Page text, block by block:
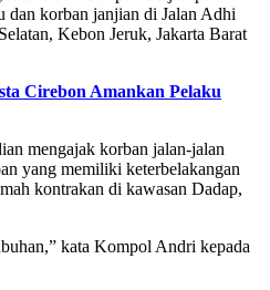
dan korban janjian di Jalan Adhi
Kebon Jeruk, Jakarta Barat
Cirebon Amankan Pelaku
mengajak korban jalan-jalan
yang memiliki keterbelakangan
kontrakan di kawasan Dadap,
kata Kompol Andri kepada